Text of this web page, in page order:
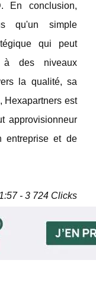
En conclusion,
qu'un simple
qui peut
à des niveaux
la qualité, sa
Hexapartners est
approvisionneur
entreprise et de
- 3 724 Clicks